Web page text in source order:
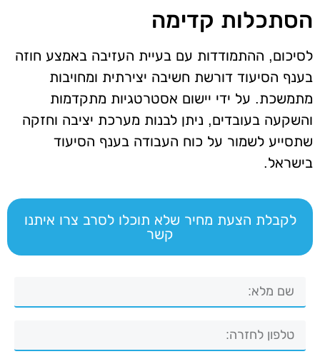
הסתכלות קדימה
לסיכום, ההתמודדות עם בעיית העזיבה באמצע חוזה
בענף הסיעוד דורשת חשיבה יצירתית ומחויבות
מתמשכת. על ידי יישום אסטרטגיות מתקדמות
והשקעה בעובדים, ניתן לבנות מערכת יציבה וחזקה
שתסייע לשמור על כוח העבודה בענף הסיעוד
בישראל.
לקבלת הצעת מחיר שלא תוכלו לסרב צרו איתנו
קשר